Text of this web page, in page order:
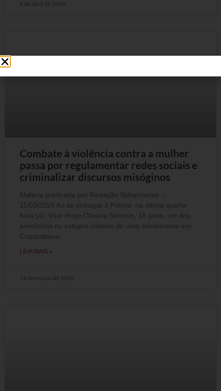
8 de abril de 2026
Combate à violência contra a mulher
passa por regulamentar redes sociais e
criminalizar discursos misóginos
Matéria publicada por Redação Spbancarios –
11/03/2026 Ao se entregar à Polícia, na última quarta-
feira (4), Vitor Hugo Oliveira Simonin, 18 anos, um dos
envolvidos no estupro coletivo de uma adolescente em
Copacabana,
LEIA MAIS »
16 de março de 2026